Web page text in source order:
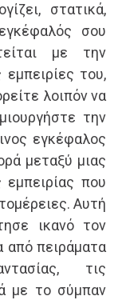
στατικά,
σου
με την
του,
λοιπόν να
την
εγκέφαλος
μεταξύ μιας
εμπειρίας που
Αυτή
ικανό τον
από πειράματα
τις
με το σύμπαν